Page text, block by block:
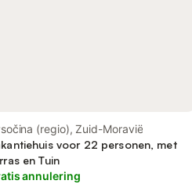
(regio), Zuid-Moravië
voor 22 personen, met
en Tuin
annulering